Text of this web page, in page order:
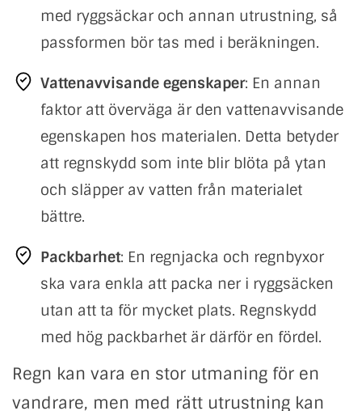
med ryggsäckar och annan utrustning, så
passformen bör tas med i beräkningen.
Vattenavvisande egenskaper: En annan
faktor att överväga är den vattenavvisande
egenskapen hos materialen. Detta betyder
att regnskydd som inte blir blöta på ytan
och släpper av vatten från materialet
bättre.
Packbarhet: En regnjacka och regnbyxor
ska vara enkla att packa ner i ryggsäcken
utan att ta för mycket plats. Regnskydd
med hög packbarhet är därför en fördel.
Regn kan vara en stor utmaning för en
vandrare, men med rätt utrustning kan